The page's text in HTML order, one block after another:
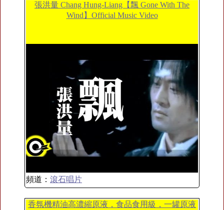
張洪量 Chang Hung-Liang【飄 Gone With The
Wind】Official Music Video
頻道： 滾石唱片
香氛機精油高濃縮原液，食品食用級，一罐原液